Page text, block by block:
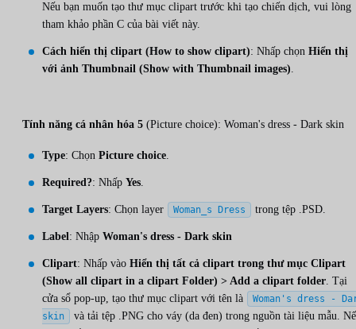
Nếu bạn muốn tạo thư mục clipart trước khi tạo chiến dịch, vui lòng
tham khảo phần C của bài viết này.
Cách hiển thị clipart (How to show clipart): Nhấp chọn Hiển thị
với ảnh Thumbnail (Show with Thumbnail images).
Tính năng cá nhân hóa 5 (Picture choice): Woman's dress - Dark skin
Type: Chọn Picture choice.
Required?: Nhấp Yes.
Target Layers: Chọn layer Woman_s Dress trong tệp .PSD.
Label: Nhập Woman's dress - Dark skin
Clipart: Nhấp vào Hiển thị tất cả clipart trong thư mục Clipart
(Show all clipart in a clipart Folder) > Add a clipart folder. Tại
cửa sổ pop-up, tạo thư mục clipart với tên là
Woman's dress -
skin
và tải tệp .PNG cho váy (da đen) trong nguồn tài liệu mẫu.